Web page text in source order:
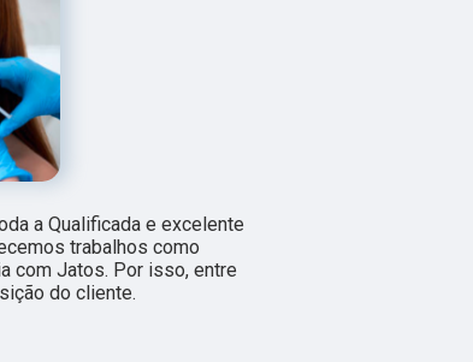
a Qualificada e excelente
trabalhos como
com Jatos. Por isso, entre
do cliente.